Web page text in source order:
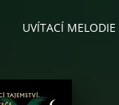
UVÍTACÍ MELODIE